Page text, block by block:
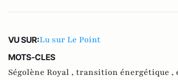
VU SUR:Lu sur Le Point
MOTS-CLES
Ségolène Royal , transition énergétique ,